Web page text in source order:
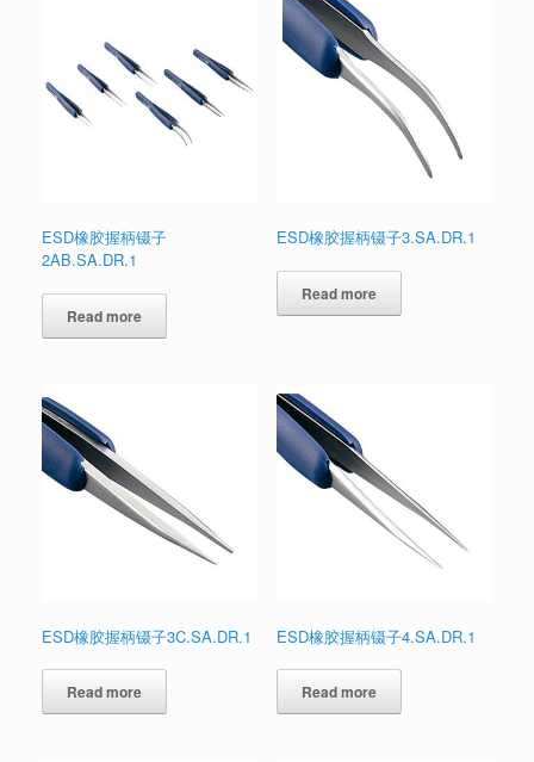
ESD橡胶握柄镊子
2AB.SA.DR.1
Read more
ESD橡胶握柄镊子3.SA.DR.1
Read more
ESD橡胶握柄镊子3C.SA.DR.1
Read more
ESD橡胶握柄镊子4.SA.DR.1
Read more